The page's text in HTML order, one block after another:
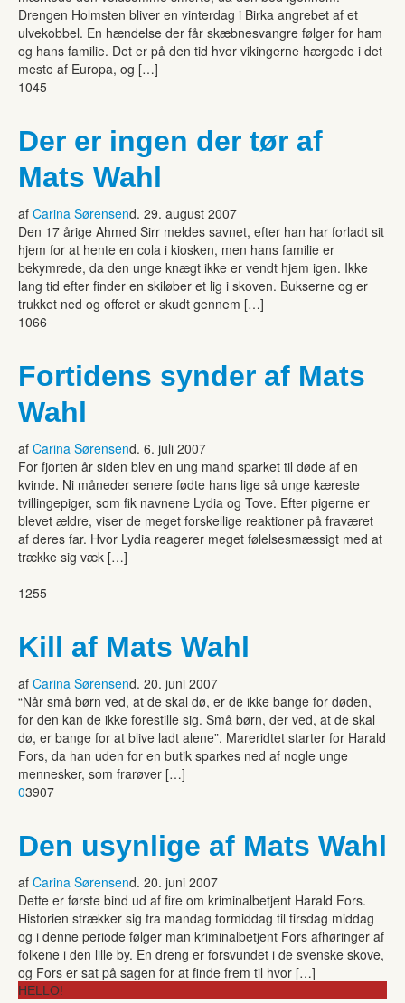
Drengen Holmsten bliver en vinterdag i Birka angrebet af et
ulvekobbel. En hændelse der får skæbnesvangre følger for ham
og hans familie. Det er på den tid hvor vikingerne hærgede i det
meste af Europa, og […]
1045
Der er ingen der tør af
Mats Wahl
af Carina Sørensend. 29. august 2007
Den 17 årige Ahmed Sirr meldes savnet, efter han har forladt sit
hjem for at hente en cola i kiosken, men hans familie er
bekymrede, da den unge knægt ikke er vendt hjem igen. Ikke
lang tid efter finder en skiløber et lig i skoven. Bukserne og er
trukket ned og offeret er skudt gennem […]
1066
Fortidens synder af Mats
Wahl
af Carina Sørensend. 6. juli 2007
For fjorten år siden blev en ung mand sparket til døde af en
kvinde. Ni måneder senere fødte hans lige så unge kæreste
tvillingepiger, som fik navnene Lydia og Tove. Efter pigerne er
blevet ældre, viser de meget forskellige reaktioner på fraværet
af deres far. Hvor Lydia reagerer meget følelsesmæssigt med at
trække sig væk […]
1255
Kill af Mats Wahl
af Carina Sørensend. 20. juni 2007
“Når små børn ved, at de skal dø, er de ikke bange for døden,
for den kan de ikke forestille sig. Små børn, der ved, at de skal
dø, er bange for at blive ladt alene”. Mareridtet starter for Harald
Fors, da han uden for en butik sparkes ned af nogle unge
mennesker, som frarøver […]
03907
Den usynlige af Mats Wahl
af Carina Sørensend. 20. juni 2007
Dette er første bind ud af fire om kriminalbetjent Harald Fors.
Historien strækker sig fra mandag formiddag til tirsdag middag
og i denne periode følger man kriminalbetjent Fors afhøringer af
folkene i den lille by. En dreng er forsvundet i de svenske skove,
og Fors er sat på sagen for at finde frem til hvor […]
HELLO!